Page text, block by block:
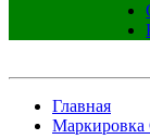
Главная
Маркировка